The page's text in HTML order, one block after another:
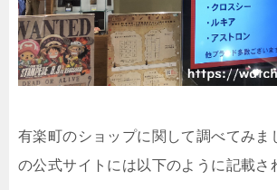
有楽町のショップに関して調べてみま
の公式サイトには以下のように記載さ